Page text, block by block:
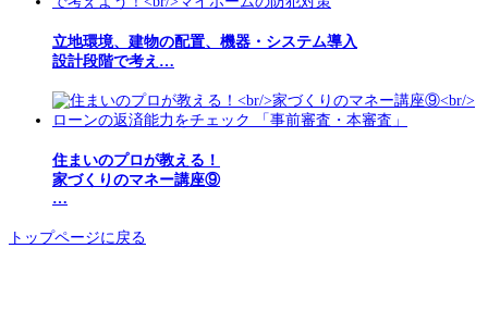
立地環境、建物の配置、機器・システム導入
設計段階で考え…
住まいのプロが教える！
家づくりのマネー講座⑨
…
トップページに戻る